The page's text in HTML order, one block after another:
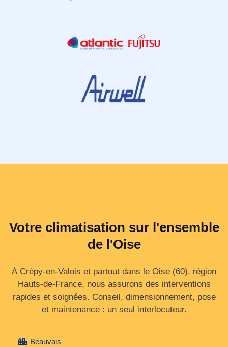
Votre climatisation sur l'ensemble
de l'Oise
À Crépy-en-Valois et partout dans le Oise (60), région
Hauts‑de‑France, nous assurons des interventions
rapides et soignées. Conseil, dimensionnement, pose
et maintenance : un seul interlocuteur.
Beauvais